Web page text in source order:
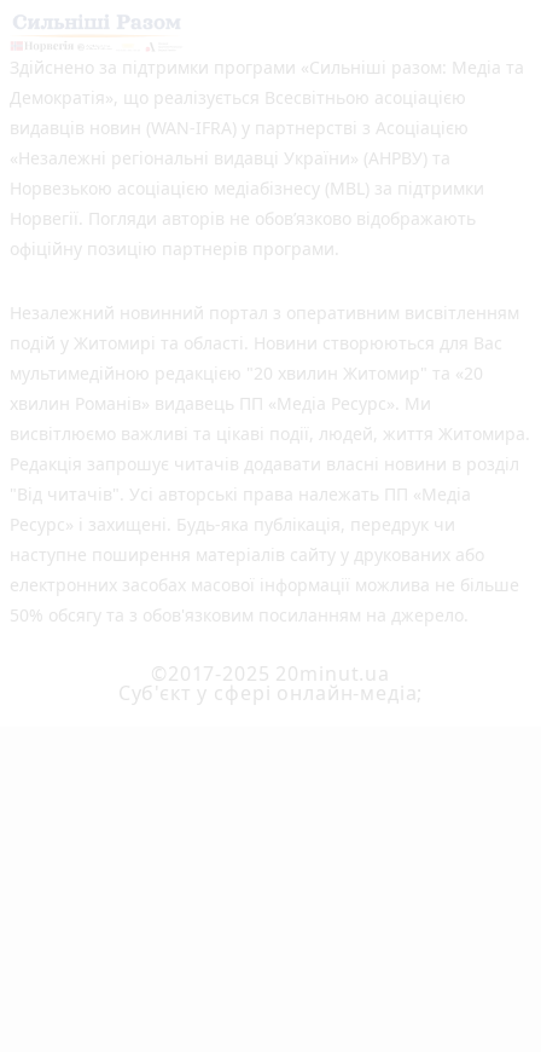
Здійснено за підтримки програми «Сильніші разом: Медіа та
Демократія», що реалізується Всесвітньою асоціацією
видавців новин (WAN-IFRA) у партнерстві з Асоціацією
«Незалежні регіональні видавці України» (АНРВУ) та
Норвезькою асоціацією медіабізнесу (MBL) за підтримки
Норвегії. Погляди авторів не обов’язково відображають
офіційну позицію партнерів програми.
Незалежний новинний портал з оперативним висвітленням
подій у Житомирі та області. Новини створюються для Вас
мультимедійною редакцією "20 хвилин Житомир" та «20
хвилин Романів» видавець ПП «Медіа Ресурс». Ми
висвітлюємо важливі та цікаві події, людей, життя Житомира.
Редакція запрошує читачів додавати власні новини в розділ
"Від читачів". Усі авторські права належать ПП «Медіа
Ресурс» і захищені. Будь-яка публiкацiя, передрук чи
наступне поширення матеріалів сайту у друкованих або
електронних засобах масової інформації можлива не більше
50% обсягу та з обов'язковим посиланням на джерело.
©2017-2025 20minut.ua
Cуб'єкт у сфері онлайн-медіа;